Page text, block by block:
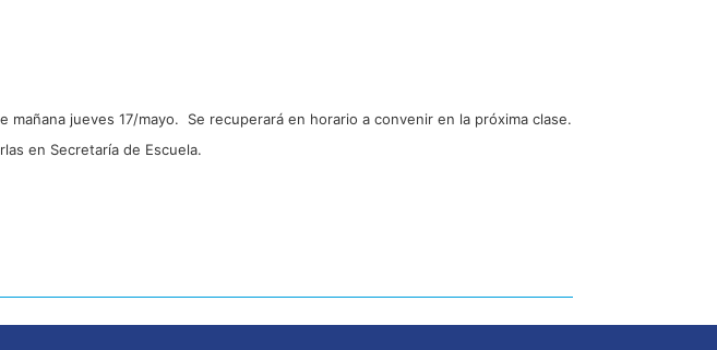
mañana jueves 17/mayo.
Se recuperará en horario a convenir en la próxima clase.
en Secretaría de Escuela.